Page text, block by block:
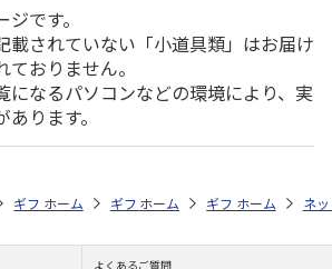
です。
載されていない「小道具類」はお届け
おりません。
になるパソコンなどの環境により、実
ります。
お中元・夏ギフト特集 2026 贈る相手から探す
ギフトストア お中元・夏ギフト特集 2026
ホーム ギフトストア お中元・夏ギフト
ホーム ギフトストア お
ホーム ネ
よくあるご質問